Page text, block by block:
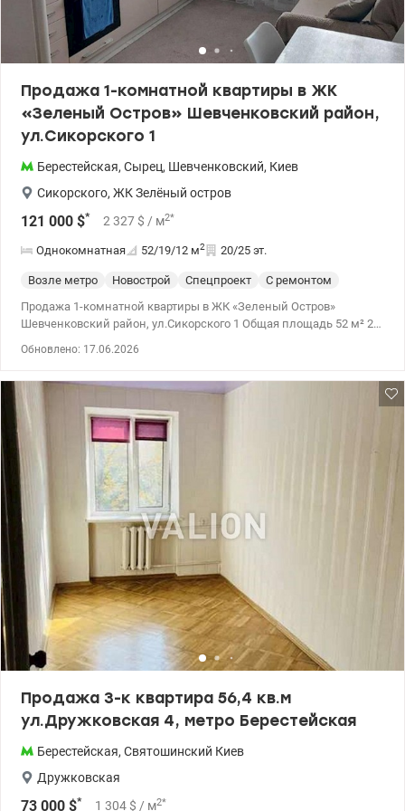
Продажа 1-комнатной квартиры в ЖК
«Зеленый Остров» Шевченковский район,
ул.Сикорского 1
Берестейская, Сырец, Шевченковский, Киев
Сикорского, ЖК Зелёный остров
121 000 $* 2 327 $ / м2*
Однокомнатная 52/19/12 м2 20/25 эт.
Возле метро Новострой Спецпроект
С ремонтом
Продажа 1-комнатной квартиры в ЖК «Зеленый Остров»
Шевченковский район, ул.Сикорского 1 Общая площадь 52 м² 20
гардеробная Утепленная застекленная лоджия, оборудованная
Качественный ремонт Кондиционер, бойлер, посудомоечная и
стиральная машины Закрытая охраняемая территория,
консьерж, видеонаблюдение Развитая инфраструктура
комплекса, рядом парк и метро «Берестейская» Цена 121000у.о
0509051192 Алена Valion,ua/1152177
Обновлено: 17.06.2026
Продажа 3-к квартира 56,4 кв.м
ул.Дружковская 4, метро Берестейская
Берестейская, Святошинский Киев
Дружковская
73 000 $* 1 304 $ / м2*